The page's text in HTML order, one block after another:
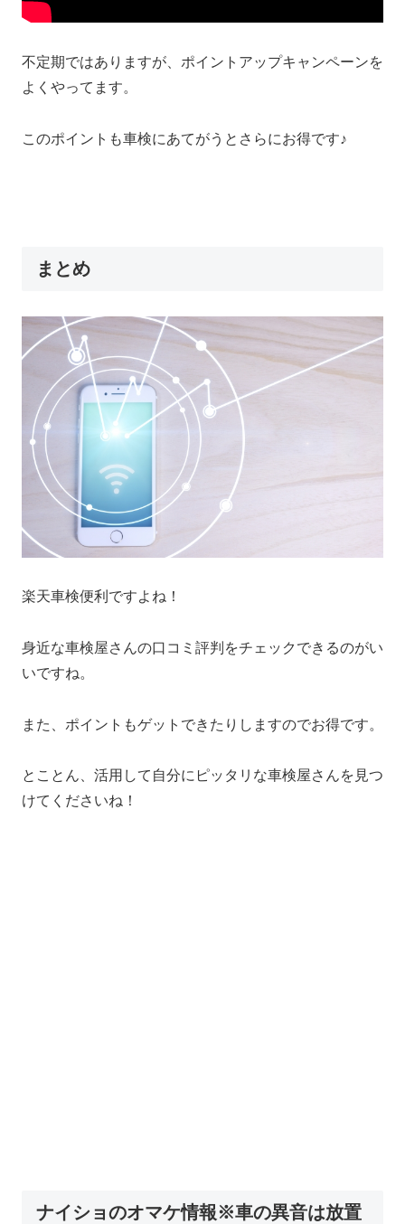
不定期ではありますが、ポイントアップキャンペーンを
よくやってます。
このポイントも車検にあてがうとさらにお得です♪
まとめ
楽天車検便利ですよね！
身近な車検屋さんの口コミ評判をチェックできるのがい
いですね。
また、ポイントもゲットできたりしますのでお得です。
とことん、活用して自分にピッタリな車検屋さんを見つ
けてくださいね！
ナイショのオマケ情報※車の異音は放置